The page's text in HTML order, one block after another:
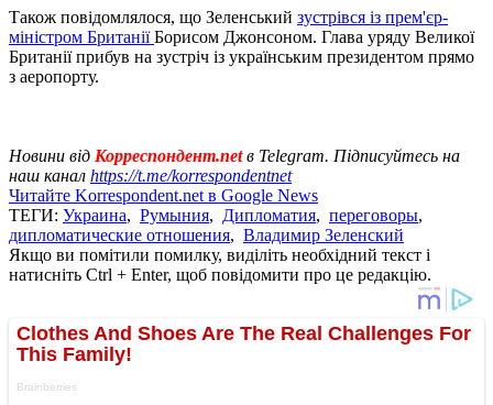
Також повідомлялося, що Зеленський зустрівся із прем'єр-
міністром БританіїБорисом Джонсоном. Глава уряду Великої
Британії прибув на зустріч із українським президентом прямо
з аеропорту.
Новини від Корреспондент.netв Telegram. Підписуйтесь на
наш канал https://t.me/korrespondentnet
Читайте Korrespondent.net в Google News
ТЕГИ: Украина, Румыния, Дипломатия, переговоры,
дипломатические отношения, Владимир Зеленский
Якщо ви помітили помилку, виділіть необхідний текст і
натисніть Ctrl + Enter, щоб повідомити про це редакцію.